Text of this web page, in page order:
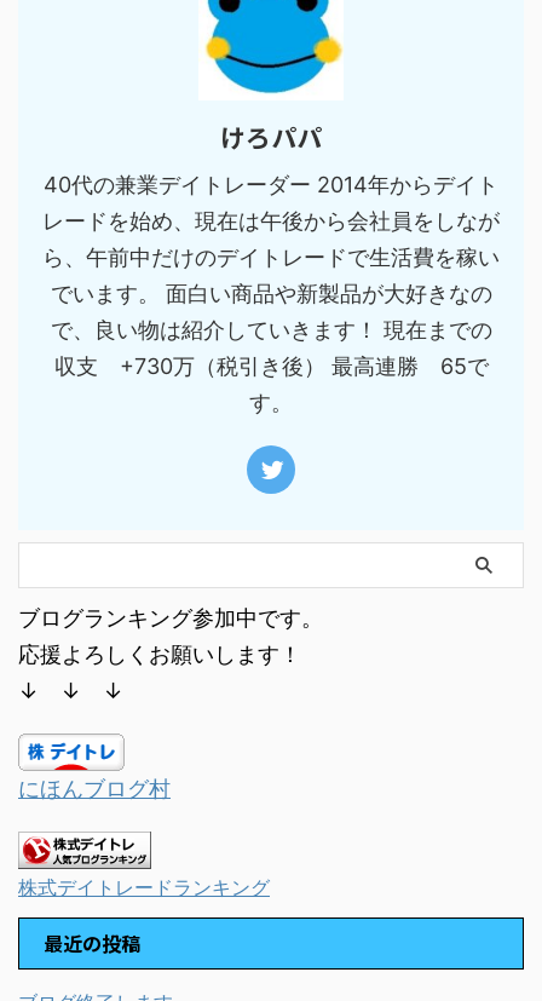
けろパパ
40代の兼業デイトレーダー 2014年からデイト
レードを始め、現在は午後から会社員をしなが
ら、午前中だけのデイトレードで生活費を稼い
でいます。 面白い商品や新製品が大好きなの
で、良い物は紹介していきます！ 現在までの
収支 +730万（税引き後） 最高連勝 65で
す。
ブログランキング参加中です。
応援よろしくお願いします！
↓ ↓ ↓
にほんブログ村
株式デイトレードランキング
最近の投稿